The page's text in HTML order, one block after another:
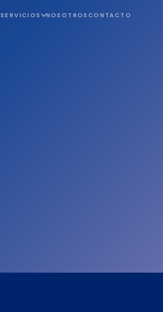
SERVICIOS NOSOTROS CONTACTO